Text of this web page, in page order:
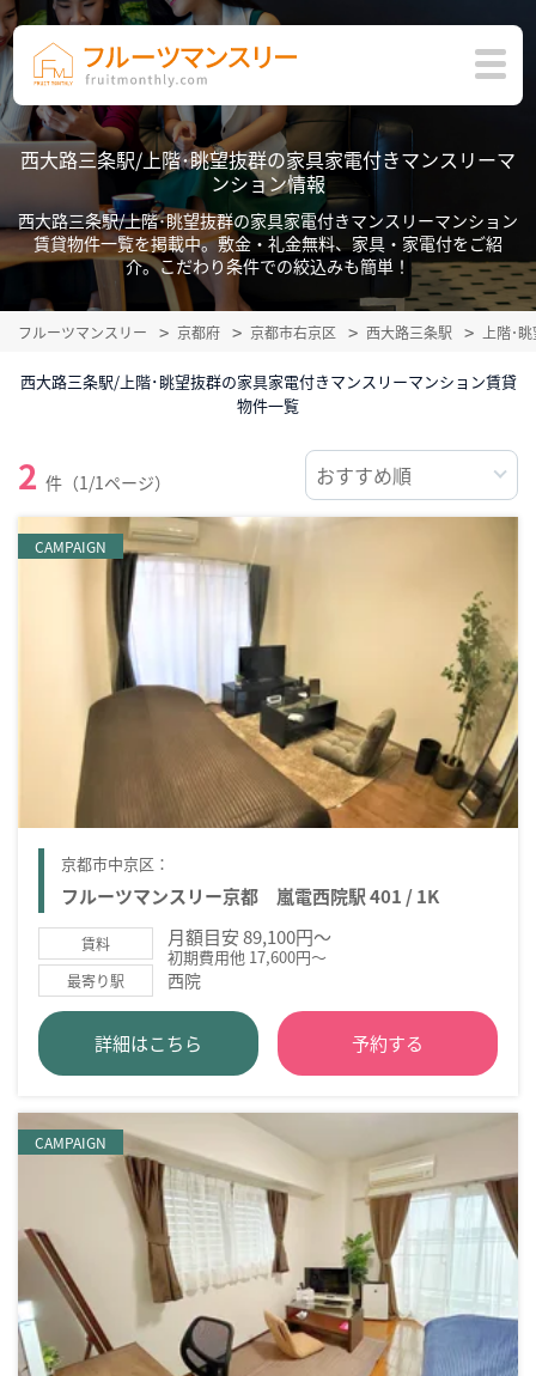
西大路三条駅/上階･眺望抜群の家具家電付きマンスリーマ
ンション情報
西大路三条駅/上階･眺望抜群の家具家電付きマンスリーマンション
賃貸物件一覧を掲載中。敷金・礼金無料、家具・家電付をご紹
介。こだわり条件での絞込みも簡単！
フルーツマンスリー 京都府 京都市右京区 西大路三条駅 上階･
西大路三条駅/上階･眺望抜群の家具家電付きマンスリーマンション賃貸
物件一覧
2 件（1/1ページ）
CAMPAIGN
京都市中京区：
フルーツマンスリー京都 嵐電西院駅 401 / 1K
賃料 月額目安 89,100円～
初期費用他 17,600円～
最寄り駅 西院
詳細はこちら 予約する
CAMPAIGN